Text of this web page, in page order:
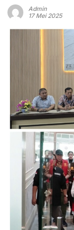
Admin
17 Mei 2025